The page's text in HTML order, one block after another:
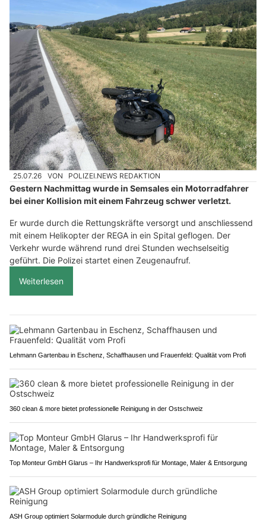
25.07.26 VON POLIZEI.NEWS REDAKTION
Gestern Nachmittag wurde in Semsales ein Motorradfahrer
bei einer Kollision mit einem Fahrzeug schwer verletzt.
Er wurde durch die Rettungskräfte versorgt und anschliessend
mit einem Helikopter der REGA in ein Spital geflogen. Der
Verkehr wurde während rund drei Stunden wechselseitig
geführt. Die Polizei startet einen Zeugenaufruf.
Weiterlesen
Lehmann Gartenbau in Eschenz, Schaffhausen und Frauenfeld: Qualität vom Profi
360 clean & more bietet professionelle Reinigung in der Ostschweiz
Top Monteur GmbH Glarus – Ihr Handwerksprofi für Montage, Maler & Entsorgung
ASH Group optimiert Solarmodule durch gründliche Reinigung